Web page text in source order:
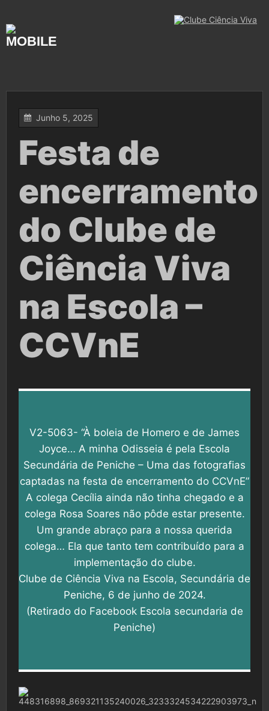
content
Junho 5, 2025
Festa de
encerramento
do Clube de
Ciência Viva
na Escola –
CCVnE
V2-5063- “À boleia de Homero e de James
Joyce… A minha Odisseia é pela Escola
Secundária de Peniche – Uma das fotografias
captadas na festa de encerramento do CCVnE”
A colega Cecília ainda não tinha chegado e a
colega Rosa Soares não pôde estar presente.
Um grande abraço para a nossa querida
colega… Ela que tanto tem contribuído para a
implementação do clube.
Clube de Ciência Viva na Escola, Secundária de
Peniche, 6 de junho de 2024.
(Retirado do Facebook Escola secundaria de
Peniche)